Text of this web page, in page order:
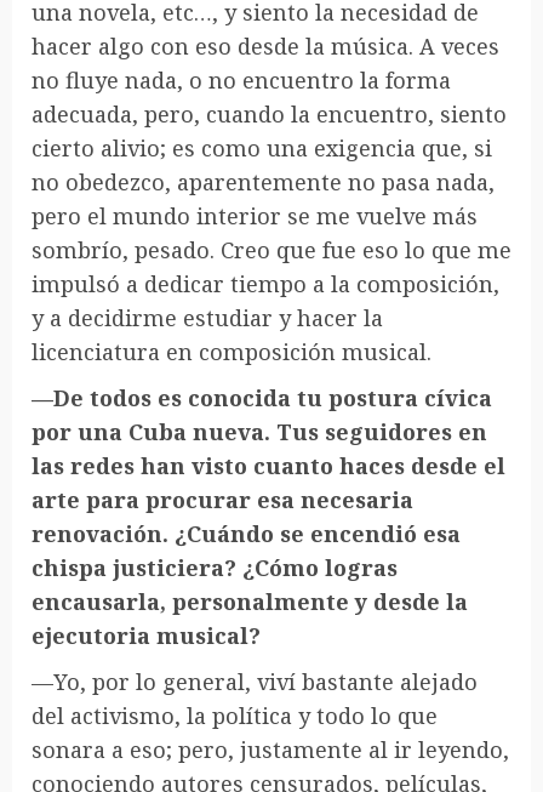
una novela, etc…, y siento la necesidad de
hacer algo con eso desde la música. A veces
no fluye nada, o no encuentro la forma
adecuada, pero, cuando la encuentro, siento
cierto alivio; es como una exigencia que, si
no obedezco, aparentemente no pasa nada,
pero el mundo interior se me vuelve más
sombrío, pesado. Creo que fue eso lo que me
impulsó a dedicar tiempo a la composición,
y a decidirme estudiar y hacer la
licenciatura en composición musical.
—De todos es conocida tu postura cívica
por una Cuba nueva. Tus seguidores en
las redes han visto cuanto haces desde el
arte para procurar esa necesaria
renovación. ¿Cuándo se encendió esa
chispa justiciera? ¿Cómo logras
encausarla, personalmente y desde la
ejecutoria musical?
—Yo, por lo general, viví bastante alejado
del activismo, la política y todo lo que
sonara a eso; pero, justamente al ir leyendo,
conociendo autores censurados, películas,